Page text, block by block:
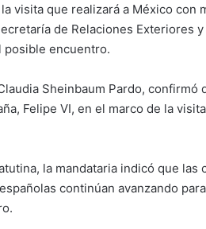
la visita que realizará a México
de Relaciones Exteriores
encuentro.
Sheinbaum Pardo, confirmó
Felipe VI, en el marco de la
la mandataria indicó que
continúan avanzando